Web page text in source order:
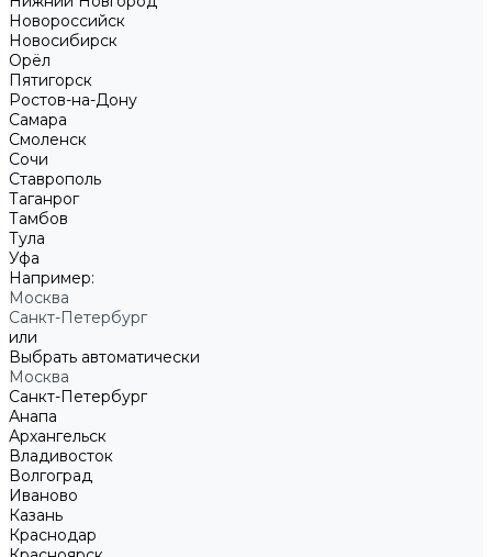
Новороссийск
Новосибирск
Орёл
Пятигорск
Ростов-на-Дону
Самара
Смоленск
Сочи
Ставрополь
Таганрог
Тамбов
Тула
Уфа
Например:
Москва
Санкт-Петербург
или
Выбрать автоматически
Москва
Санкт-Петербург
Анапа
Архангельск
Владивосток
Волгоград
Иваново
Казань
Краснодар